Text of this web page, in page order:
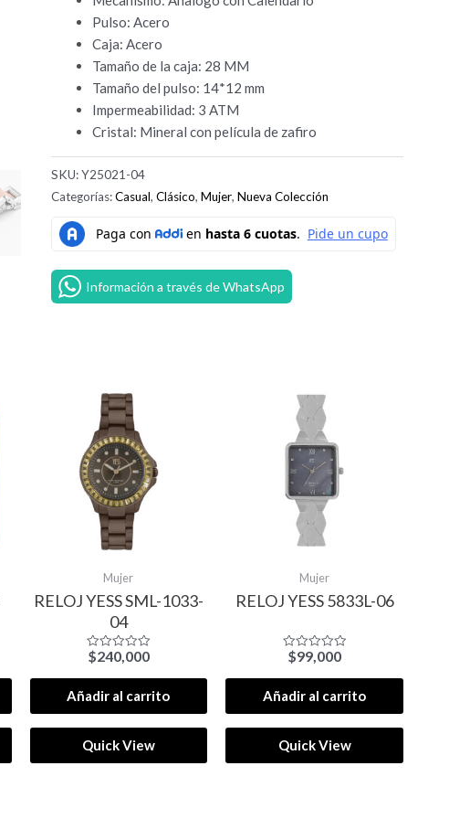
Pulso: Acero
Caja: Acero
Tamaño de la caja: 28 MM
Tamaño del pulso: 14*12 mm
Impermeabilidad: 3 ATM
Cristal: Mineral con película de zafiro
SKU:Y25021-04
Categorías:Casual,Clásico,Mujer,Nueva Colección
Información a través de WhatsApp
Mujer
RELOJ YESS SML-1033-
04
Valorado
0
de
5
$240,000
Añadir al carrito
Quick View
Mujer
RELOJ YESS 5833L-06
Valorado
0
de
5
$99,000
Añadir al carrito
Quick View